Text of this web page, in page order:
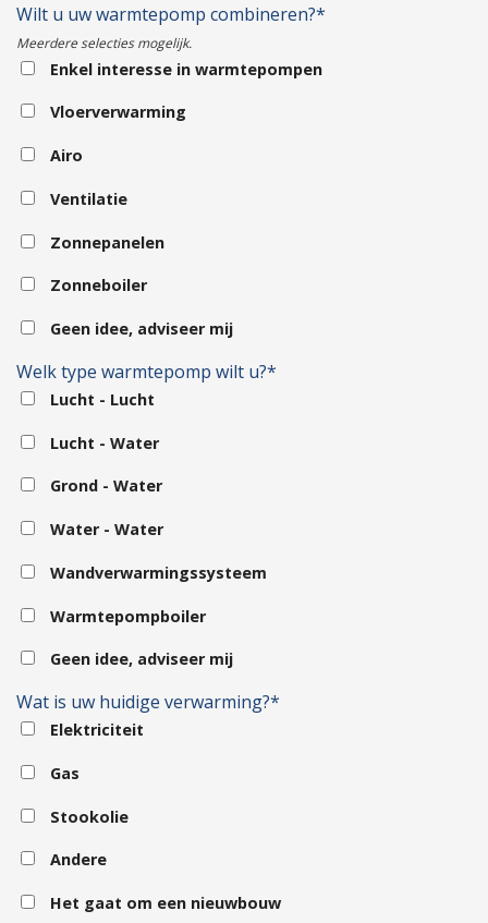
Wilt u uw warmtepomp combineren?*
Meerdere selecties mogelijk.
Enkel interesse in warmtepompen
Vloerverwarming
Airo
Ventilatie
Zonnepanelen
Zonneboiler
Geen idee, adviseer mij
Welk type warmtepomp wilt u?*
Lucht - Lucht
Lucht - Water
Grond - Water
Water - Water
Wandverwarmingssysteem
Warmtepompboiler
Geen idee, adviseer mij
Wat is uw huidige verwarming?*
Elektriciteit
Gas
Stookolie
Andere
Het gaat om een nieuwbouw